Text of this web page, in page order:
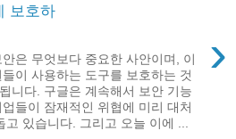
보호하
›
은 무엇보다 중요한 사안이며, 이
이 사용하는 도구를 보호하는 것
니다. 구글은 계속해서 보안 기능
들이 잠재적인 위협에 미리 대처
고 있습니다. 그리고 오늘 이에 ...